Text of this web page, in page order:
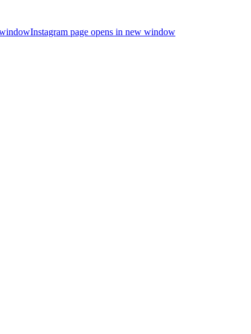
Instagram page opens in new window